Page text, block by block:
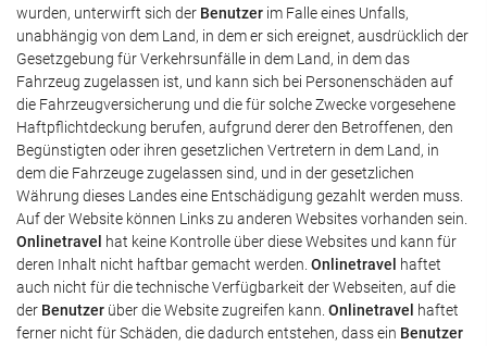
wurden, unterwirft sich der Benutzer im Falle eines Unfalls,
unabhängig von dem Land, in dem er sich ereignet, ausdrücklich der
Gesetzgebung für Verkehrsunfälle in dem Land, in dem das
Fahrzeug zugelassen ist, und kann sich bei Personenschäden auf
die Fahrzeugversicherung und die für solche Zwecke vorgesehene
Haftpflichtdeckung berufen, aufgrund derer den Betroffenen, den
Begünstigten oder ihren gesetzlichen Vertretern in dem Land, in
dem die Fahrzeuge zugelassen sind, und in der gesetzlichen
Währung dieses Landes eine Entschädigung gezahlt werden muss.
Auf der Website können Links zu anderen Websites vorhanden sein.
Onlinetravel
hat keine Kontrolle über diese Websites und kann für
deren Inhalt nicht haftbar gemacht werden. Onlinetravel
haftet
auch nicht für die technische Verfügbarkeit der Webseiten, auf die
der Benutzer über die Website zugreifen kann. Onlinetravel
haftet
ferner nicht für Schäden, die dadurch entstehen, dass ein Benutzer